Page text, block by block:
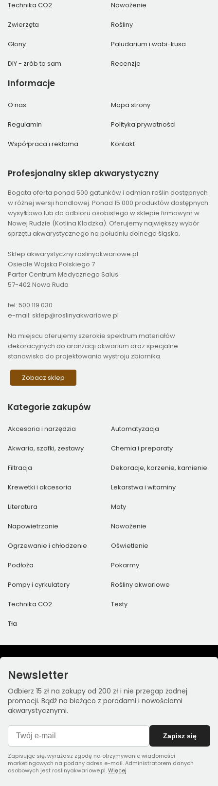
Technika CO2 Nawożenie
Zwierzęta Rośliny
Glony Paludarium i wabi-kusa
DIY - zrób to sam Recenzje
Informacje
O nas Mapa strony
Regulamin Polityka prywatności
Współpraca i reklama Kontakt
Profesjonalny sklep akwarystyczny
Bogata oferta ponad 500 gatunków i odmian roślin dostępnych
w różnej wersji handlowej. Ponad 15 000 produktów dostępnych
wysyłkowo lub do odbioru osobistego w sklepie firmowym w
Nowej Rudzie (Kotlina Kłodzka). Oferujemy największy wybór
sprzętu akwarystycznego na południu dolnego śląska.
Sklep akwarystyczny roslinyakwariowe.pl
Osiedle Wojska Polskiego 7
Parter Centrum Medycznego Salus
57-402 Nowa Ruda
tel: 500 119 030
e-mail: sklep@roslinyakwariowe.pl
Na miejscu oferujemy szerokie spektrum materiałów
dekoracyjnych do aranżacji akwarium oraz specjalne
stanowisko do projektowania wystroju zbiornika.
Zobacz sklep
Kategorie zakupów
Akcesoria i narzędzia Automatyzacja
Akwaria, szafki, zestawy Chemia i preparaty
Filtracja Dekoracje, korzenie, kamienie
Krewetki i akcesoria Lekarstwa i witaminy
Literatura Maty
Napowietrzanie Nawożenie
Ogrzewanie i chłodzenie Oświetlenie
Podłoża Pokarmy
Pompy i cyrkulatory Rośliny akwariowe
Technika CO2 Testy
Tła
Newsletter
Odbierz 15 zł na zakupy od 200 zł i nie przegap żadnej
promocji. Bądź na bieżąco z poradami i nowościami
akwarystycznymi.
Zapisz się
Zapisując się, wyrażasz zgodę na otrzymywanie wiadomości
marketingowych na podany adres e-mail. Administratorem danych
osobowych jest roslinyakwariowe.pl.Więcej